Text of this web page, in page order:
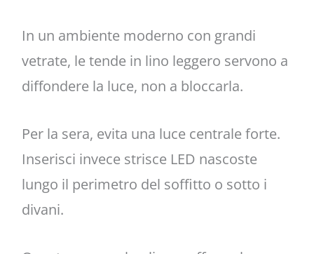
In un ambiente moderno con grandi
vetrate, le tende in lino leggero servono a
diffondere la luce, non a bloccarla.
Per la sera, evita una luce centrale forte.
Inserisci invece strisce LED nascoste
lungo il perimetro del soffitto o sotto i
divani.